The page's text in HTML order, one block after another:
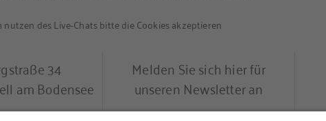
nutzen des Live-Chats bitte die Cookies akzeptieren
34
am Bodensee
Melden Sie sich hier für
unseren Newsletter an